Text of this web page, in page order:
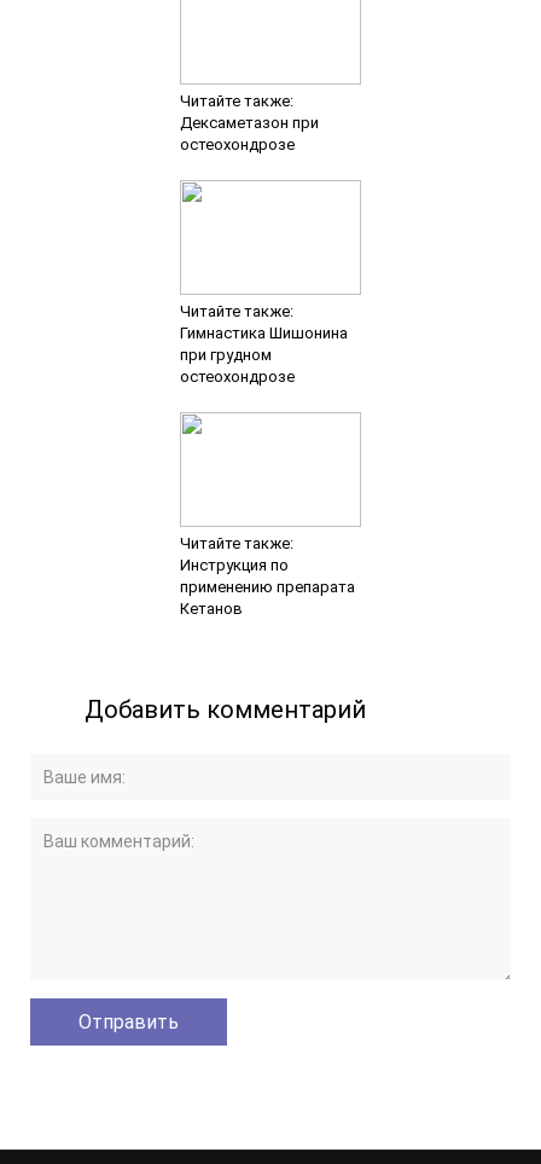
Читайте также:
Дексаметазон при
остеохондрозе
Читайте также:
Гимнастика Шишонина
при грудном
остеохондрозе
Читайте также:
Инструкция по
применению препарата
Кетанов
Добавить комментарий